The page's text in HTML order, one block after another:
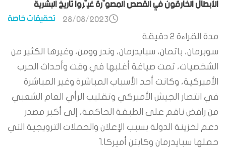
الأبطال الخارقون في القصص المصوّرة غيّروا تاريخ البشرية
تحقيقات خاصة 28/08/2023
مدة القراءة 2 دقيقة
سوبرمان، باتمان، سبايدرمان، وندر وومن، وغيرها الكثير من
الشخصيات، تمت صياغة أغلبها في وقت وأحداث الحرب
الأميركية، وكانت أحد الأسباب المباشرة وغير المباشرة
في انتصار الجيش الأميركي وتقليب الرأي العام الشعبي
من رافض ناقم على الطبقة الحاكمة، إلى أكبر مصدر
دعم لخزينة الدولة بسبب الإعلان والحملات الترويجية التي
حملها سبايدرمان وكابتن أميركا.1